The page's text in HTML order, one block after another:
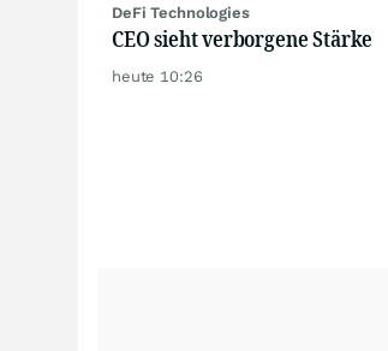
DeFi Technologies
CEO sieht verborgene Stärke
heute 10:26